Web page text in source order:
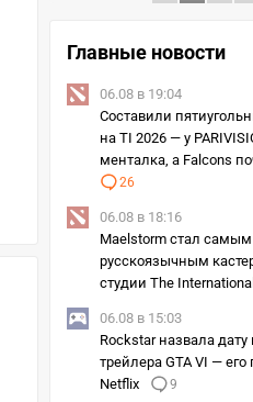
Главные новости
06.08 в 19:04
Составили
на TI 2026 — у
менталка, а Falcons
26
06.08 в 18:16
Maelstorm стал
русскоязычным
студии The
06.08 в 15:03
Rockstar назвала дату
трейлера GTA VI — его
Netflix
9